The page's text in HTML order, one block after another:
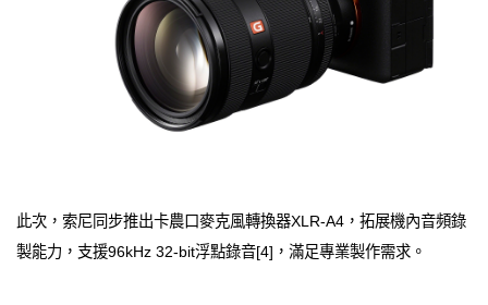
此次，索尼同步推出卡農口麥克風轉換器XLR‑A4，拓展機內音頻錄
製能力，支援96kHz 32-bit浮點錄音[4]，滿足專業製作需求。